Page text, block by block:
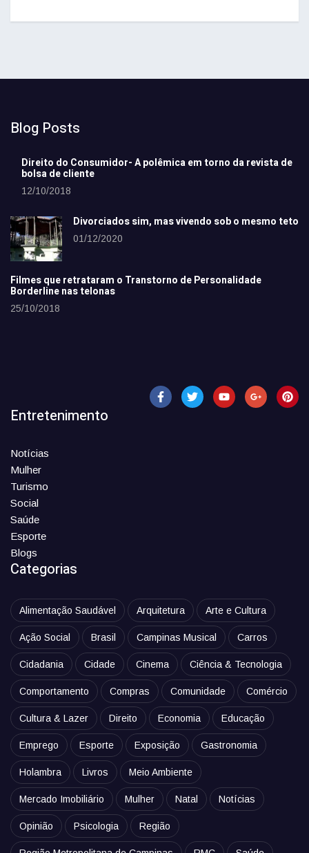
Blog Posts
Direito do Consumidor- A polêmica em torno da revista de
bolsa de cliente
12/10/2018
Divorciados sim, mas vivendo sob o mesmo teto
01/12/2020
Filmes que retrataram o Transtorno de Personalidade
Borderline nas telonas
25/10/2018
Entretenimento
Notícias
Mulher
Turismo
Social
Saúde
Esporte
Blogs
Categorias
Alimentação Saudável Arquitetura Arte e Cultura
Ação Social Brasil Campinas Musical Carros
Cidadania Cidade Cinema Ciência & Tecnologia
Comportamento Compras Comunidade Comércio
Cultura & Lazer Direito Economia Educação
Emprego Esporte Exposição Gastronomia
Holambra Livros Meio Ambiente
Mercado Imobiliário Mulher Natal Notícias
Opinião Psicologia Região